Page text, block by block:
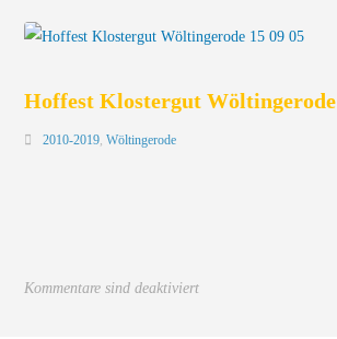
Hoffest Klostergut Wöltingerode
2010-2019,Wöltingerode
Kommentare sind deaktiviert